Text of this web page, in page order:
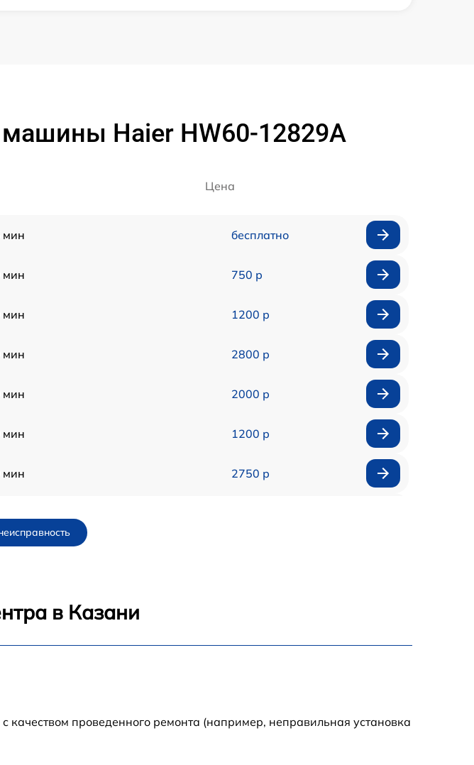
Haier HW60-12829A
Цена
мин бесплатно
мин 750 р
мин 1200 р
мин 2800 р
мин 2000 р
мин 1200 р
мин 2750 р
в Казани
качеством проведенного ремонта (например, неправильная установка